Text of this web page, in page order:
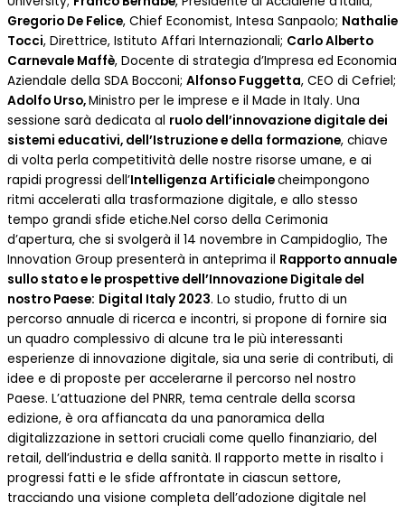
Gregorio De Felice, Chief Economist, Intesa Sanpaolo; Nathalie
Tocci, Direttrice, Istituto Affari Internazionali; Carlo Alberto
Carnevale Maffè, Docente di strategia d’Impresa ed Economia
Aziendale della SDA Bocconi; Alfonso Fuggetta, CEO di Cefriel;
Adolfo Urso,Ministro per le imprese e il Made in Italy. Una
sessione sarà dedicata al ruolo dell’innovazione digitale dei
sistemi educativi, dell’Istruzione e della formazione, chiave
di volta perla competitività delle nostre risorse umane, e ai
rapidi progressi dell’Intelligenza Artificialecheimpongono
ritmi accelerati alla trasformazione digitale, e allo stesso
tempo grandi sfide etiche.Nel corso della Cerimonia
d’apertura, che si svolgerà il 14 novembre in Campidoglio, The
Innovation Group presenterà in anteprima il Rapporto annuale
sullo stato e le prospettive dell’Innovazione Digitale del
nostro Paese: Digital Italy 2023. Lo studio, frutto di un
percorso annuale di ricerca e incontri, si propone di fornire sia
un quadro complessivo di alcune tra le più interessanti
esperienze di innovazione digitale, sia una serie di contributi, di
idee e di proposte per accelerarne il percorso nel nostro
Paese. L’attuazione del PNRR, tema centrale della scorsa
edizione, è ora affiancata da una panoramica della
digitalizzazione in settori cruciali come quello finanziario, del
retail, dell’industria e della sanità. Il rapporto mette in risalto i
progressi fatti e le sfide affrontate in ciascun settore,
tracciando una visione completa dell’adozione digitale nel